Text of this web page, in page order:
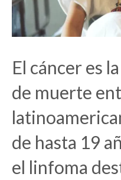
El cáncer es
de muerte
de hasta 19
el linfoma